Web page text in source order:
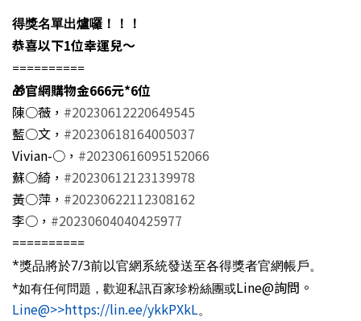
得獎名單出爐囉！！！
恭喜以下1位幸運兒～
==========
🎁官網購物金666元*6位
陳○薇， #20230612220649545
藍○文， #20230618164005037
Vivian-○， #20230616095152066
蘇○綺， #20230612123139978
黃○萍， #20230622112308162
李○， #20230604040425977
==========
*獎品將於7/3前以官網系統發送至各得獎者官網帳戶。
*如有任何問題，歡迎私訊百家珍粉絲團或Line@詢問。
Line@>>https://lin.ee/ykkPXkL。